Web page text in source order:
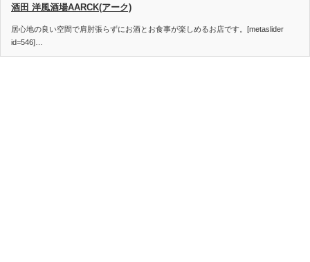
酒田 洋風酒場AARCK(アーク)
居心地の良い空間で肩肘張らずにお酒とお食事が楽しめるお店です。[metaslider
id=546]…